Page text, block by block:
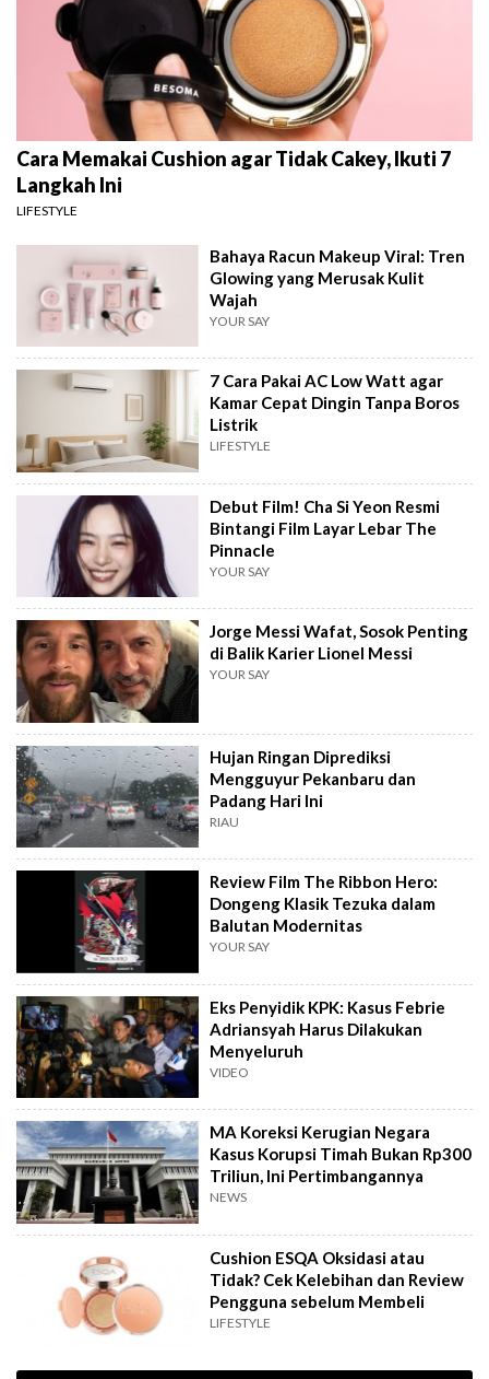
Cara Memakai Cushion agar Tidak Cakey, Ikuti 7
Langkah Ini
LIFESTYLE
Bahaya Racun Makeup Viral: Tren
Glowing yang Merusak Kulit
Wajah
YOUR SAY
7 Cara Pakai AC Low Watt agar
Kamar Cepat Dingin Tanpa Boros
Listrik
LIFESTYLE
Debut Film! Cha Si Yeon Resmi
Bintangi Film Layar Lebar The
Pinnacle
YOUR SAY
Jorge Messi Wafat, Sosok Penting
di Balik Karier Lionel Messi
YOUR SAY
Hujan Ringan Diprediksi
Mengguyur Pekanbaru dan
Padang Hari Ini
RIAU
Review Film The Ribbon Hero:
Dongeng Klasik Tezuka dalam
Balutan Modernitas
YOUR SAY
Eks Penyidik KPK: Kasus Febrie
Adriansyah Harus Dilakukan
Menyeluruh
VIDEO
MA Koreksi Kerugian Negara
Kasus Korupsi Timah Bukan Rp300
Triliun, Ini Pertimbangannya
NEWS
Cushion ESQA Oksidasi atau
Tidak? Cek Kelebihan dan Review
Pengguna sebelum Membeli
LIFESTYLE